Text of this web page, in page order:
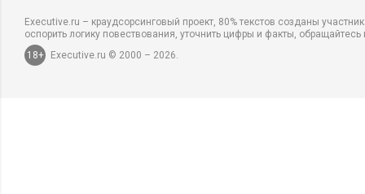
Executive.ru – краудсорсинговый проект, 80% текстов созданы
оспорить логику повествования, уточнить цифры и факты,
18+
Executive.ru © 2000 – 2026.